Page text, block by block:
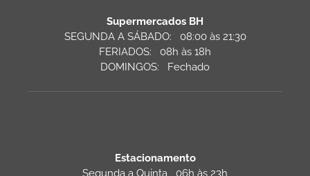
Supermercados BH
SEGUNDA A SÁBADO: 08:00 às 21:30
FERIADOS: 08h às 18h
DOMINGOS: Fechado
Estacionamento
Segunda a Quinta 06h às 23h